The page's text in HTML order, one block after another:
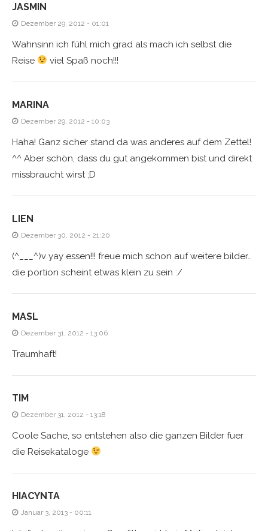
JASMIN
Dezember 29, 2012 - 01:01
Wahnsinn ich fühl mich grad als mach ich selbst die
Reise
viel Spaß noch!!!
MARINA
Dezember 29, 2012 - 10:03
Haha! Ganz sicher stand da was anderes auf dem Zettel!
^^ Aber schön, dass du gut angekommen bist und direkt
missbraucht wirst ;D
LIEN
Dezember 30, 2012 - 21:20
(^___^)v yay essen!!! freue mich schon auf weitere bilder…
die portion scheint etwas klein zu sein :/
MASL
Dezember 31, 2012 - 13:06
Traumhaft!
TIM
Dezember 31, 2012 - 13:18
Coole Sache, so entstehen also die ganzen Bilder fuer
die Reisekataloge
HIACYNTA
Januar 3, 2013 - 00:11